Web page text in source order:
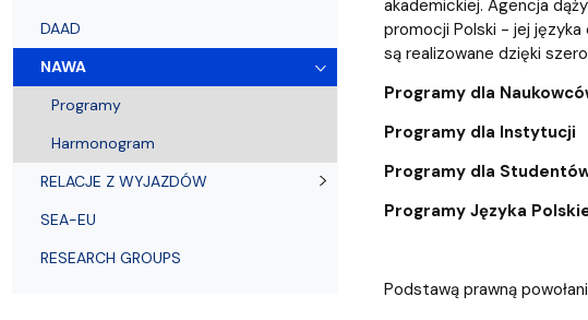
akademickiej. Agencja
promocji Polski - jej
są realizowane dzięki
Programy dla
Programy dla Instytucji
Programy dla
Programy Języka
Podstawą prawną
DAAD
NAWA
Programy
Harmonogram
RELACJE Z WYJAZDÓW
SEA-EU
RESEARCH GROUPS